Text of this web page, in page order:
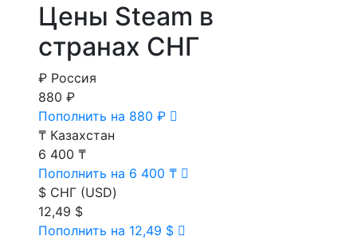
Цены Steam в
странах СНГ
₽ Россия
880 ₽
Пополнить на 880 ₽
₸ Казахстан
6 400 ₸
Пополнить на 6 400 ₸
$ СНГ (USD)
12,49 $
Пополнить на 12,49 $